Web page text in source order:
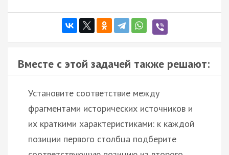
Вместе с этой задачей также решают:
Установите соответствие между
фрагментами исторических источников и
их краткими характеристиками: к каждой
позиции первого столбца подберите